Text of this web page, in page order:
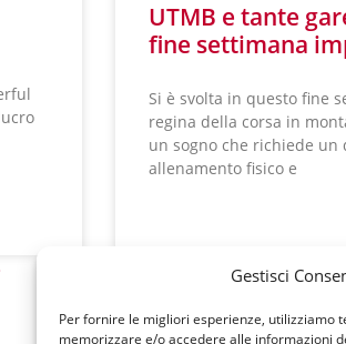
Gestisci
Per fornire le migliori esperienze, utilizziamo
memorizzare e/o accedere alle informazioni
UTMB e tante
fine settimana
Si è svolta in questo fine
regina della corsa in
un sogno che richiede un
allenamento fisico e